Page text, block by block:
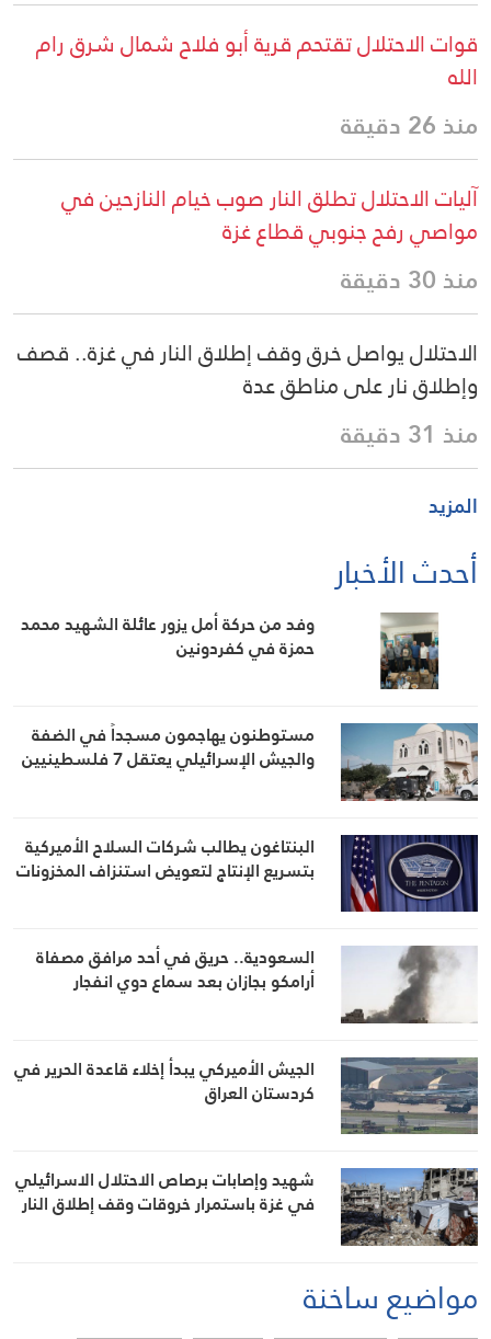
قوات الاحتلال تقتحم قرية أبو فلاح شمال شرق رام
الله
منذ 26 دقيقة
آليات الاحتلال تطلق النار صوب خيام النازحين في
مواصي رفح جنوبي قطاع غزة
منذ 30 دقيقة
الاحتلال يواصل خرق وقف إطلاق النار في غزة.. قصف
وإطلاق نار على مناطق عدة
منذ 31 دقيقة
المزيد
أحدث الأخبار
وفد من حركة أمل يزور عائلة الشهيد محمد
حمزة في كفردونين
مستوطنون يهاجمون مسجداً في الضفة
والجيش الإسرائيلي يعتقل 7 فلسطينيين
البنتاغون يطالب شركات السلاح الأميركية
بتسريع الإنتاج لتعويض استنزاف المخزونات
السعودية.. حريق في أحد مرافق مصفاة
أرامكو بجازان بعد سماع دوي انفجار
الجيش الأميركي يبدأ إخلاء قاعدة الحرير في
كردستان العراق
شهيد وإصابات برصاص الاحتلال الاسرائيلي
في غزة باستمرار خروقات وقف إطلاق النار
مواضيع ساخنة